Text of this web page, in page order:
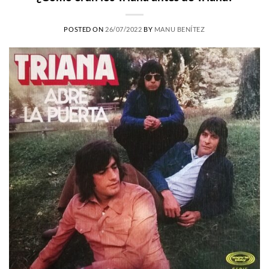
POSTED ON 26/07/2022 BY MANU BENÍTEZ